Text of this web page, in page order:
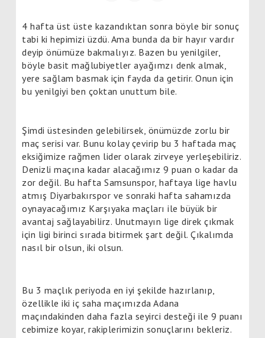
4 hafta üst üste kazandıktan sonra böyle bir sonuç
tabi ki hepimizi üzdü. Ama bunda da bir hayır vardır
deyip önümüze bakmalıyız. Bazen bu yenilgiler,
böyle basit mağlubiyetler ayağımzı denk almak,
yere sağlam basmak için fayda da getirir. Onun için
bu yenilgiyi ben çoktan unuttum bile.
Şimdi üstesinden gelebilirsek, önümüzde zorlu bir
maç serisi var. Bunu kolay çevirip bu 3 haftada maç
eksiğimize rağmen lider olarak zirveye yerleşebiliriz.
Denizli maçına kadar alacağımız 9 puan o kadar da
zor değil. Bu hafta Samsunspor, haftaya lige havlu
atmış Diyarbakırspor ve sonraki hafta sahamızda
oynayacağımız Karşıyaka maçları ile büyük bir
avantaj sağlayabilirz. Unutmayın lige direk çıkmak
için ligi birinci sırada bitirmek şart değil. Çıkalımda
nasıl bir olsun, iki olsun.
Bu 3 maçlık periyoda en iyi şekilde hazırlanıp,
özellikle iki iç saha maçımızda Adana
maçındakinden daha fazla seyirci desteği ile 9 puanı
cebimize koyar, rakiplerimizin sonuçlarını bekleriz.